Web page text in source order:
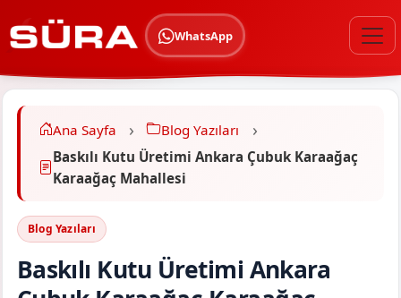
WhatsApp
Ana Sayfa
Blog Yazıları
Baskılı Kutu Üretimi Ankara Çubuk Karaağaç
Karaağaç Mahallesi
Blog Yazıları
Baskılı Kutu Üretimi Ankara